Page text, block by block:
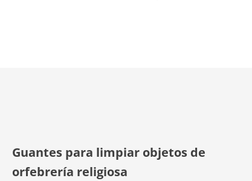
Guantes para limpiar objetos de
orfebrería religiosa